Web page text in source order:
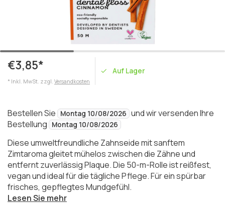
€3,85*
* Inkl. MwSt. zzgl. Versandkosten
Auf Lager
Bestellen Sie Montag 10/08/2026 und wir versenden Ihre
Bestellung
Montag 10/08/2026
Diese umweltfreundliche Zahnseide mit sanftem
Zimtaroma gleitet mühelos zwischen die Zähne und
entfernt zuverlässig Plaque. Die 50-m-Rolle ist reißfest,
vegan und ideal für die tägliche Pflege. Für ein spürbar
frisches, gepflegtes Mundgefühl.
Lesen Sie mehr